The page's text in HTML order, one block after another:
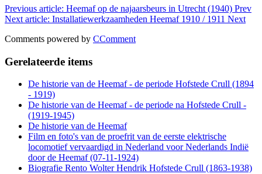
Previous article: Heemaf op de najaarsbeurs in Utrecht (1940) Prev
Next article: Installatiewerkzaamheden Heemaf 1910 / 1911 Next
Comments powered by CComment
Gerelateerde items
De historie van de Heemaf - de periode Hofstede Crull (1894
- 1919)
De historie van de Heemaf - de periode na Hofstede Crull -
(1919-1945)
De historie van de Heemaf
Film en foto's van de proefrit van de eerste elektrische
locomotief vervaardigd in Nederland voor Nederlands Indië
door de Heemaf (07-11-1924)
Biografie Rento Wolter Hendrik Hofstede Crull (1863-1938)